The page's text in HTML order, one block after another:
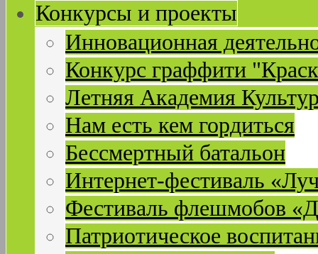
Конкурсы и проекты
Инновационная
Конкурс граффити
Летняя Академия
Нам есть кем гордиться
Бессмертный батальон
Интернет-фестиваль
Фестиваль флешмобов
Патриотическое